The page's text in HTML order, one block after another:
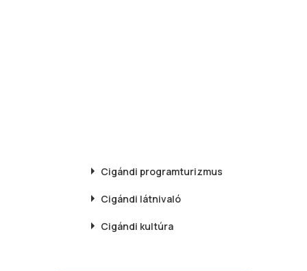
Cigándi programturizmus
Cigándi látnivaló
Cigándi kultúra